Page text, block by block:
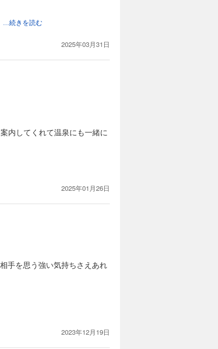
...続きを読む
2025年03月31日
内してくれて温泉にも一緒に
2025年01月26日
手を思う強い気持ちさえあれ
2023年12月19日